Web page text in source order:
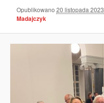
Opublikowano20 listopada 2023
Madajczyk